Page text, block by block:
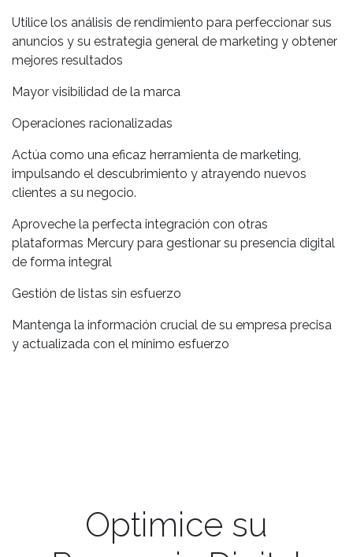
Utilice los análisis de rendimiento para perfeccionar sus
anuncios y su estrategia general de marketing y obtener
mejores resultados
Mayor visibilidad de la marca
Operaciones racionalizadas
Actúa como una eficaz herramienta de marketing,
impulsando el descubrimiento y atrayendo nuevos
clientes a su negocio.
Aproveche la perfecta integración con otras
plataformas Mercury para gestionar su presencia digital
de forma integral
Gestión de listas sin esfuerzo
Mantenga la información crucial de su empresa precisa
y actualizada con el mínimo esfuerzo
Optimice su